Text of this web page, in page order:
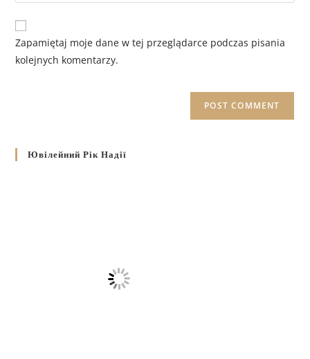
Zapamiętaj moje dane w tej przeglądarce podczas pisania
kolejnych komentarzy.
Ювілейний Рік Надії